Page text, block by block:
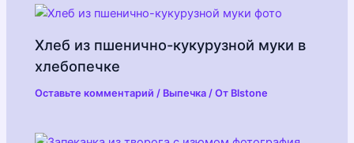
Хлеб из пшенично-кукурузной муки в
хлебопечке
Оставьте комментарий / Выпечка / От Blstone